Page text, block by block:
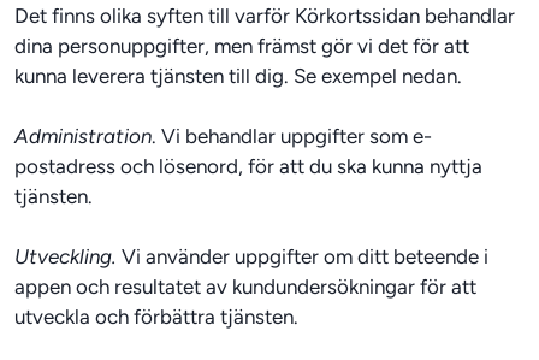
Det finns olika syften till varför Körkortssidan behandlar
dina personuppgifter, men främst gör vi det för att
kunna leverera tjänsten till dig. Se exempel nedan.
Administration. Vi behandlar uppgifter som e-
postadress och lösenord, för att du ska kunna nyttja
tjänsten.
Utveckling. Vi använder uppgifter om ditt beteende i
appen och resultatet av kundundersökningar för att
utveckla och förbättra tjänsten.